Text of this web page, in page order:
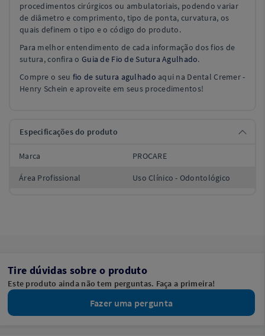
procedimentos cirúrgicos ou ambulatoriais, podendo variar
de diâmetro e comprimento, tipo de ponta, curvatura, os
quais definem o tipo e o código do produto.
Para melhor entendimento de cada informação dos fios de
sutura, confira oGuia de Fio de Sutura Agulhado.
Compre o seu fio de sutura agulhado aqui na Dental Cremer -
Henry Schein e aproveite em seus procedimentos!
Especificações do produto
Marca PROCARE
Área Profissional Uso Clínico - Odontológico
Tire dúvidas sobre o produto
Este produto ainda não tem perguntas. Faça a primeira!
Fazer uma pergunta